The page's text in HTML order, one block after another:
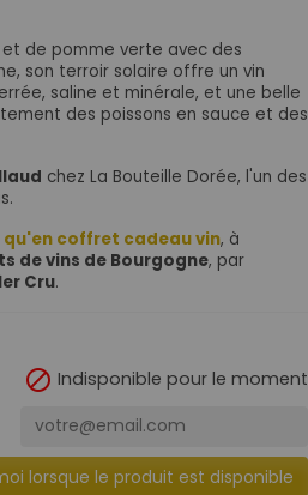
et de pomme verte avec des
son terroir solaire offre un vin
saline et minérale, et une belle
des poissons en sauce et des
chez La Bouteille Dorée, l'un des
qu'en coffret cadeau vin, à
de vins de Bourgogne, par
Cru.
 Indisponible pour le moment
lorsque le produit est disponible